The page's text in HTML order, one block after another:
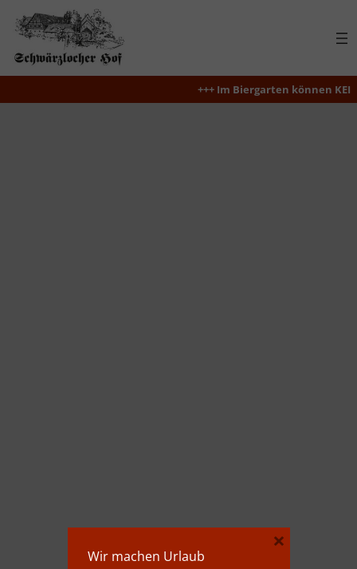
Inhalt
springen
+++ Im Biergarten können
Wir machen Urlaub
×